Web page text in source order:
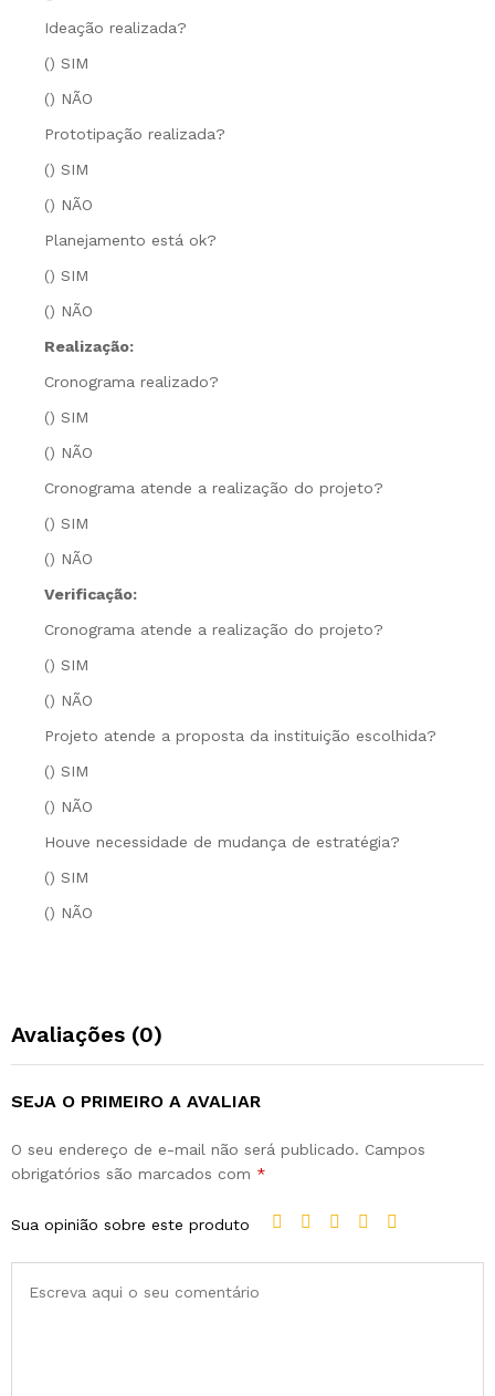
Ideação realizada?
() SIM
() NÃO
Prototipação realizada?
() SIM
() NÃO
Planejamento está ok?
() SIM
() NÃO
Realização:
Cronograma realizado?
() SIM
() NÃO
Cronograma atende a realização do projeto?
() SIM
() NÃO
Verificação:
Cronograma atende a realização do projeto?
() SIM
() NÃO
Projeto atende a proposta da instituição escolhida?
() SIM
() NÃO
Houve necessidade de mudança de estratégia?
() SIM
() NÃO
Avaliações (0)
SEJA O PRIMEIRO A AVALIAR
O seu endereço de e-mail não será publicado. Campos
obrigatórios são marcados com *
Sua opinião sobre este produto